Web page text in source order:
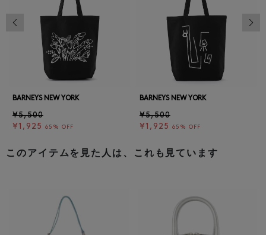
BARNEYS NEW YORK
¥5,500
¥1,925
65% OFF
BARNEYS NEW YORK
¥5,500
¥1,925
65% OFF
前の画像
このアイテムを見た人は、これも見ています